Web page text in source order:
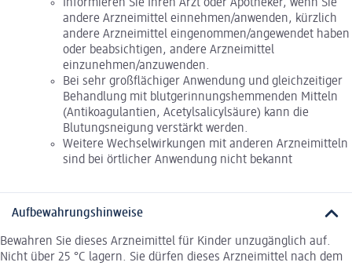
Informieren Sie Ihren Arzt oder Apotheker, wenn Sie
andere Arzneimittel einnehmen/anwenden, kürzlich
andere Arzneimittel eingenommen/angewendet haben
oder beabsichtigen, andere Arzneimittel
einzunehmen/anzuwenden.
Bei sehr großflächiger Anwendung und gleichzeitiger
Behandlung mit blutgerinnungshemmenden Mitteln
(Antikoagulantien, Acetylsalicylsäure) kann die
Blutungsneigung verstärkt werden.
Weitere Wechselwirkungen mit anderen Arzneimitteln
sind bei örtlicher Anwendung nicht bekannt
Aufbewahrungshinweise
Bewahren Sie dieses Arzneimittel für Kinder unzugänglich auf.
Nicht über 25 °C lagern. Sie dürfen dieses Arzneimittel nach dem